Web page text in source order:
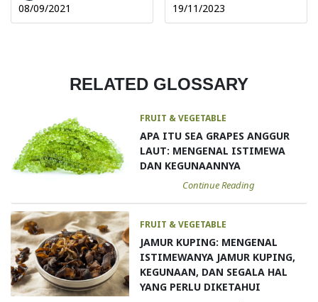
08/09/2021 19/11/2023
RELATED GLOSSARY
FRUIT & VEGETABLE
APA ITU SEA GRAPES ANGGUR
LAUT: MENGENAL ISTIMEWA
DAN KEGUNAANNYA
Continue Reading
FRUIT & VEGETABLE
JAMUR KUPING: MENGENAL
ISTIMEWANYA JAMUR KUPING,
KEGUNAAN, DAN SEGALA HAL
YANG PERLU DIKETAHUI